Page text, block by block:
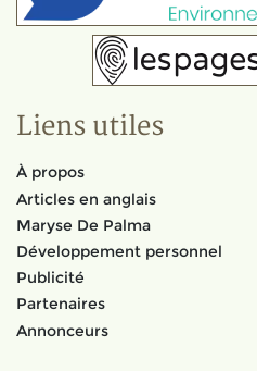
Liens utiles
À propos
Articles en anglais
Maryse De Palma
Développement personnel
Publicité
Partenaires
Annonceurs